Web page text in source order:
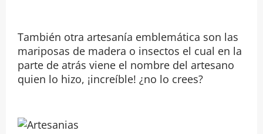
También otra artesanía emblemática son las
mariposas de madera o insectos el cual en la
parte de atrás viene el nombre del artesano
quien lo hizo, ¡increíble! ¿no lo crees?